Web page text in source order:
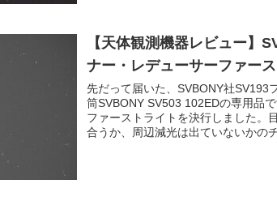
【天体観測機器レビュー】
ナー・レデューサーファー
先だって届いた、SVBONY社SV193
筒SVBONY SV503 102EDの専用品
ファーストライトを決行しました。
合うか、周辺減光は出ていないかの